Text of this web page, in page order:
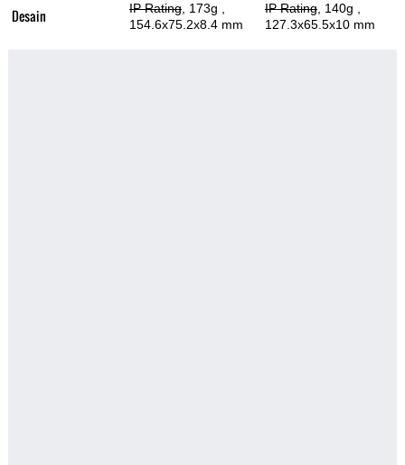
Desain IP Rating, 173g
154.6x75.2x8.4 mm
IP Rating, 140g
127.3x65.5x10 mm